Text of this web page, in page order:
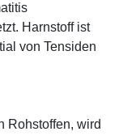
Harnstoff ist
von Tensiden
Rohstoffen, wird